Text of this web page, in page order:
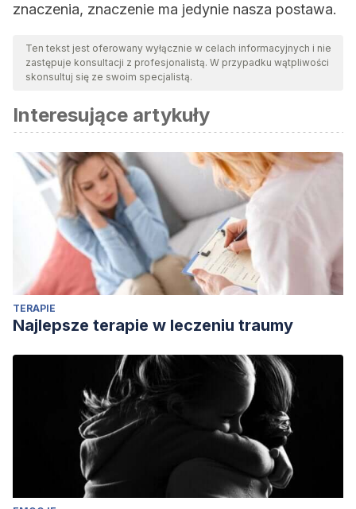
znaczenia, znaczenie ma jedynie nasza postawa.
Ten tekst jest oferowany wyłącznie w celach informacyjnych i nie
zastępuje konsultacji z profesjonalistą. W przypadku wątpliwości
skonsultuj się ze swoim specjalistą.
Interesujące artykuły
TERAPIE
Najlepsze terapie w leczeniu traumy